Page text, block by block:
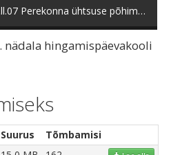
Hingamispäevakool 2019.ll.07 Perekonna ühtsuse põhimõtted.mp4
nädala hingamispäevakooli
Suurus
Tõmbamisi